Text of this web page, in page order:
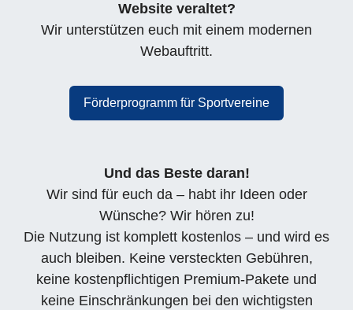
Website veraltet?
Wir unterstützen euch mit einem modernen
Webauftritt.
Förderprogramm für Sportvereine
Und das Beste daran!
Wir sind für euch da – habt ihr Ideen oder
Wünsche? Wir hören zu!
Die Nutzung ist komplett kostenlos – und wird es
auch bleiben. Keine versteckten Gebühren,
keine kostenpflichtigen Premium-Pakete und
keine Einschränkungen bei den wichtigsten